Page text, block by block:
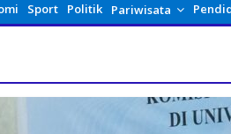
Sport Politik Pariwisata